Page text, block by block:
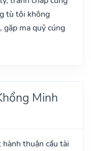
tù tội không
gặp ma quỷ cúng
Minh
thuận cầu tài